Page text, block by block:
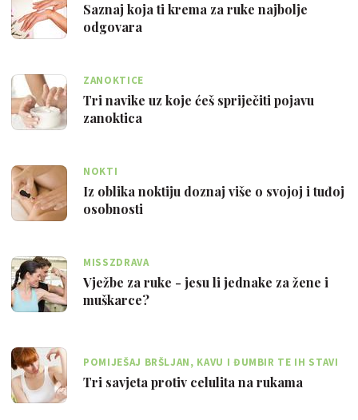
Saznaj koja ti krema za ruke najbolje
odgovara
ZANOKTICE
Tri navike uz koje ćeš spriječiti pojavu
zanoktica
NOKTI
Iz oblika noktiju doznaj više o svojoj i tuđoj
osobnosti
MISSZDRAVA
Vježbe za ruke - jesu li jednake za žene i
muškarce?
POMIJEŠAJ BRŠLJAN, KAVU I ĐUMBIR TE IH STAVI
U STAKLENU POSUDU I ZALIJ ULJEM
Tri savjeta protiv celulita na rukama